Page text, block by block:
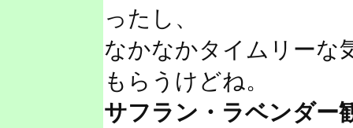
ったし、
なかなかタイムリーな
もらうけどね。
サフラン・ラベンダー